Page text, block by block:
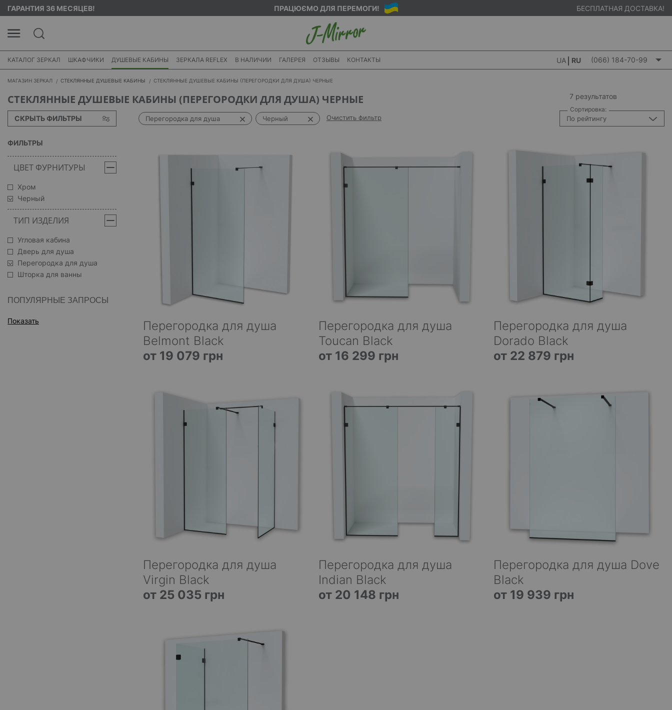
ГАРАНТИЯ 36 МЕСЯЦЕВ! ПРАЦЮЄМО ДЛЯ ПЕРЕМОГИ! БЕСПЛАТНАЯ ДОСТАВКА!
КАТАЛОГ ЗЕРКАЛ ШКАФЧИКИ ДУШЕВЫЕ КАБИНЫ ЗЕРКАЛА REFLEX В НАЛИЧИИ ГАЛЕРЕЯ ОТЗЫВЫ КОНТАКТЫ UA RU (066) 184-70-99
МАГАЗИН ЗЕРКАЛ СТЕКЛЯННЫЕ ДУШЕВЫЕ КАБИНЫ СТЕКЛЯННЫЕ ДУШЕВЫЕ КАБИНЫ (ПЕРЕГОРОДКИ ДЛЯ ДУША) ЧЕРНЫЕ
СТЕКЛЯННЫЕ ДУШЕВЫЕ КАБИНЫ (ПЕРЕГОРОДКИ ДЛЯ ДУША) ЧЕРНЫЕ
СКРЫТЬ ФИЛЬТРЫ
ФИЛЬТРЫ
ЦВЕТ ФУРНИТУРЫ
Хром
Черный
ТИП ИЗДЕЛИЯ
Угловая кабина
Дверь для душа
Перегородка для душа
Шторка для ванны
ПОПУЛЯРНЫЕ ЗАПРОСЫ
Показать
Перегородка для душа Черный Очистить фильтр
7 результатов
Сортировка:
По рейтингу
Перегородка для душа
Belmont Black
от 19 079 грн
Перегородка для душа
Toucan Black
от 16 299 грн
Перегородка для душа
Dorado Black
от 22 879 грн
Перегородка для душа
Virgin Black
от 25 035 грн
Перегородка для душа
Indian Black
от 20 148 грн
Перегородка для душа Dove
Black
от 19 939 грн